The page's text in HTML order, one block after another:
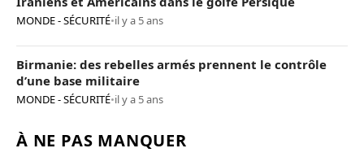
MONDE - SÉCURITÉ•il y a 5 ans
Birmanie: des rebelles armés prennent le contrôle
d’une base militaire
MONDE - SÉCURITÉ•il y a 5 ans
À NE PAS MANQUER